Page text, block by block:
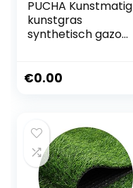
PUCHA Kunstmatig
kunstgras
synthetisch gazon,
weide miniatuur
€0.00